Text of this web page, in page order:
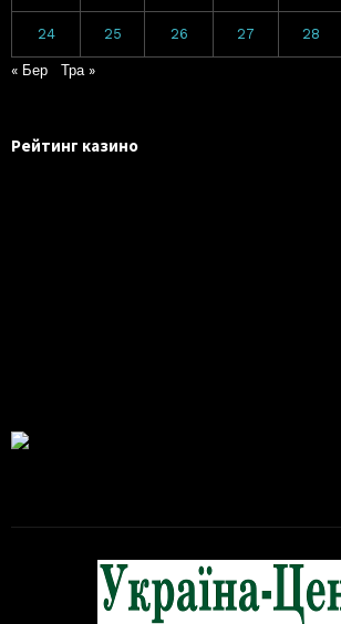
24 25 26 27 28
« Бер Тра »
Рейтинг казино